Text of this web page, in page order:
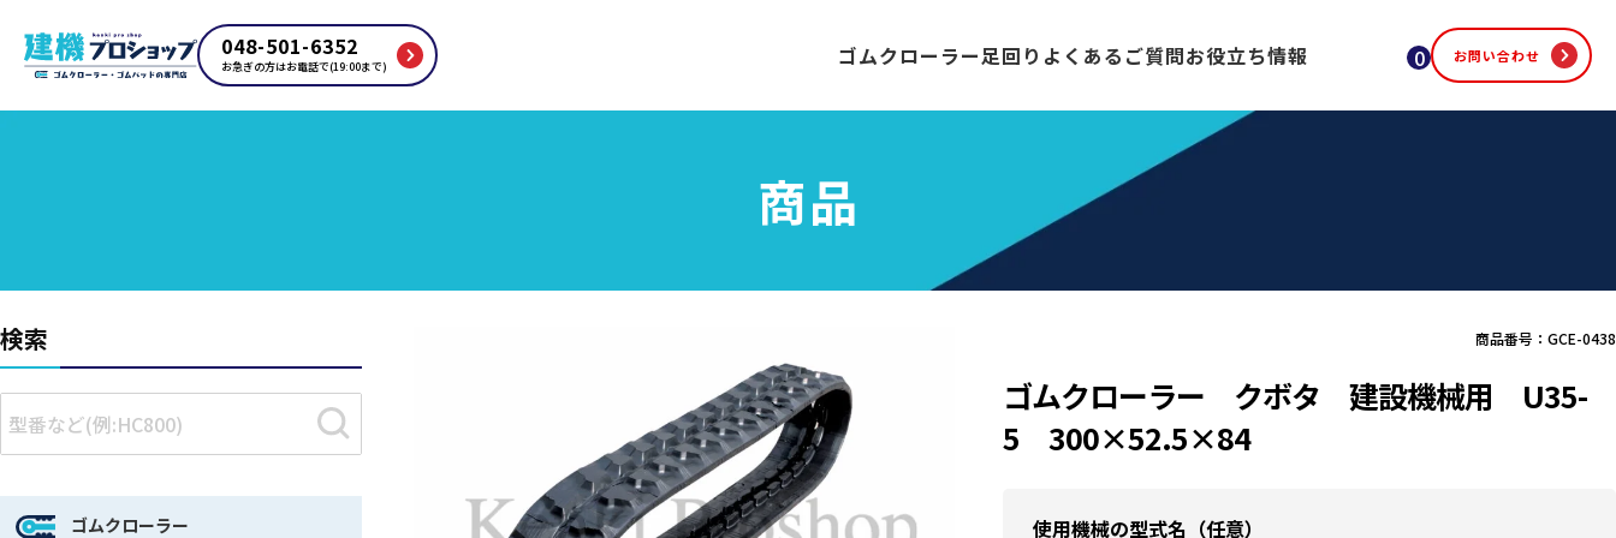
048-501-6352
お急ぎの方はお電話で(19:00まで) ゴムクローラー足回り よくあるご質問お役立ち情報 0 お問い合わせ
商品
商品番号：GCE-0438
ゴムクローラー クボタ 建設機械用 U35-
5 300×52.5×84
使用機械の型式名（任意）
検索
ゴムクローラー